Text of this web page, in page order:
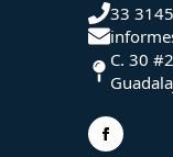
33
C. 30